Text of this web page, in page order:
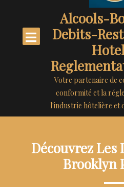
Alcools-
Debits-
Votre partenaire de
conformité et la
l'industrie hôtelière et
Découvrez Les
Brooklyn